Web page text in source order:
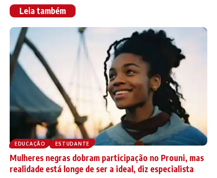
Leia também
EDUCAÇÃO ESTUDANTE
Mulheres negras dobram participação no Prouni, mas
realidade está longe de ser a ideal, diz especialista